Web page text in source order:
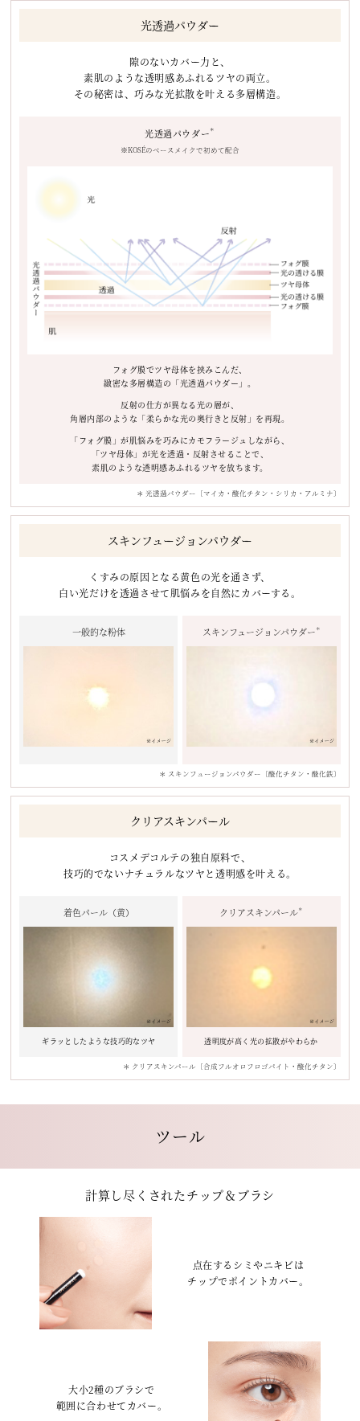
光透過パウダー
隙のないカバー力と、
素肌のような透明感あふれるツヤの両立。
その秘密は、巧みな光拡散を叶える多層構造。
光透過パウダー ＊
※KOSÉのベースメイクで初めて配合
フォグ膜でツヤ母体を挟みこんだ、
緻密な多層構造の「光透過パウダー」。
反射の仕方が異なる光の層が、
角層内部のような「柔らかな光の奥行きと反射」を再現。
「フォグ膜」が肌悩みを巧みにカモフラージュしながら、
「ツヤ母体」が光を透過・反射させることで、
素肌のような透明感あふれるツヤを放ちます。
＊ 光透過パウダー〔マイカ・酸化チタン・シリカ・アルミナ〕
スキンフュージョンパウダー
くすみの原因となる黄色の光を通さず、
白い光だけを透過させて肌悩みを自然にカバーする。
一般的な粉体 スキンフュージョンパウダー ＊
＊ スキンフュージョンパウダー〔酸化チタン・酸化鉄〕
クリアスキンパール
コスメデコルテの独自原料で、
技巧的でないナチュラルなツヤと透明感を叶える。
着色パール（黄）
ギラッとしたような技巧的なツヤ
クリアスキンパール＊
透明度が高く光の拡散がやわらか
＊ クリアスキンパール〔合成フルオロフロゴパイト・酸化チタン〕
ツール
計算し尽くされたチップ＆ブラシ
点在するシミやニキビは
チップでポイントカバー。
大小2種のブラシで
範囲に合わせてカバー。